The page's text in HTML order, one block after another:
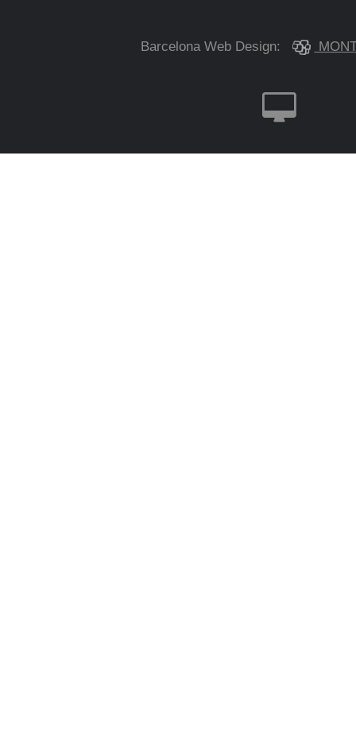
Barcelona Web Design: